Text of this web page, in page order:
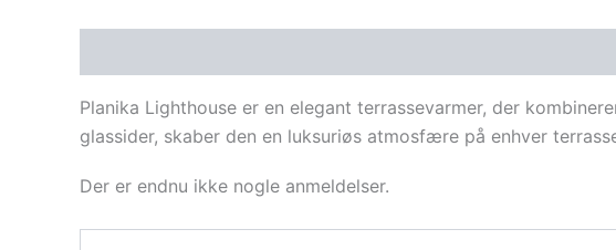
Planika Lighthouse er en elegant terrassevarmer, der
glassider, skaber den en luksuriøs atmosfære på enhver
Der er endnu ikke nogle anmeldelser.